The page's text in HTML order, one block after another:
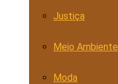
Justiça
Meio Ambiente
Moda